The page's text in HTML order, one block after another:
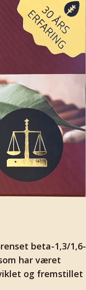
beta-1,3/1,6-
har været
og fremstillet